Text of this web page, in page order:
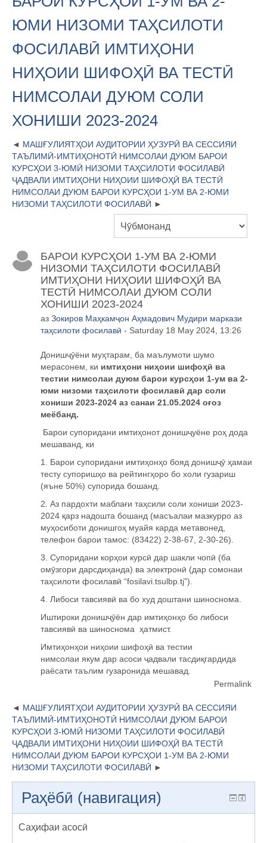
ЮМИ НИЗОМИ ТАҲСИЛОТИ
ФОСИЛАВӢ ИМТИҲОНИ
НИҲОИИ ШИФОҲӢ ВА ТЕСТӢ
НИМСОЛАИ ДУЮМ СОЛИ
ХОНИШИ 2023-2024
МАШҒУЛИЯТҲОИ АУДИТОРИИ ҲУЗУРӢ ВА СЕССИЯИ
ТАЪЛИМӢ-ИМТИҲОНОТӢ НИМСОЛАИ ДУЮМ БАРОИ
КУРСҲОИ 3-ЮМӢ НИЗОМИ ТАҲСИЛОТИ ФОСИЛАВӢ
ҶАДВАЛИ ИМТИҲОНИ НИҲОИИ ШИФОҲӢ ВА ТЕСТӢ
НИМСОЛАИ ДУЮМ БАРОИ КУРСҲОИ 1-УМ ВА 2-ЮМИ
НИЗОМИ ТАҲСИЛОТИ ФОСИЛАВӢ
БАРОИ КУРСҲОИ 1-УМ ВА 2-ЮМИ
НИЗОМИ ТАҲСИЛОТИ ФОСИЛАВӢ
ИМТИҲОНИ НИҲОИИ ШИФОҲӢ ВА
ТЕСТӢ НИМСОЛАИ ДУЮМ СОЛИ
ХОНИШИ 2023-2024
аз Зокиров Маҳкамҷон Аҳмадович Мудири маркази
таҳсилоти фосилавӣ - Saturday 18 May 2024, 13:26
Донишҷӯёни муҳтарам, ба маълумоти шумо
мерасонем, ки имтиҳони ниҳоии шифоҳӣ ва
тестии нимсолаи дуюм барои курсҳои 1-ум ва 2-
юми низоми таҳсилоти фосилавӣ дар соли
хониши 2023-2024 аз санаи 21.05.2024 оғоз
меёбанд.
Барои супоридани имтиҳонот донишҷуёне роҳ дода
мешаванд, ки
1. Барои супоридани имтиҳонҳо бояд донишҷӯ ҳамаи
тесту супоришҳо ва рейтингҳоро бо холи гузариш
(яъне 50%) супорида бошанд.
2. Аз пардохти маблағи таҳсили соли хониши 2023-
2024 қарз надошта бошанд (масъалаи мазкурро аз
муҳосиботи донишгоҳ муайя карда метавонед,
телефон барои тамос: (83422) 2-38-67, 2-30-26).
3. Супоридани корҳои курсӣ дар шакли чопӣ (ба
омӯзгори дарсдиҳанда) ва электронӣ (дар сомонаи
таҳсилоти фосилавӣ “fosilavi.tsulbp.tj”).
4. Либоси тавсиявӣ ва бо худ доштани шиноснома.
Иштироки донишҷӯён дар имтиҳонҳо бо либоси
тавсиявӣ ва шиноснома ҳатмист.
Имтиҳонҳои ниҳоии шифоҳӣ ва тестии
нимсолаи якум дар асоси ҷадвали тасдиқгардида
раёсати таълим гузаронида мешавад.
Permalink
МАШҒУЛИЯТҲОИ АУДИТОРИИ ҲУЗУРӢ ВА СЕССИЯИ
ТАЪЛИМӢ-ИМТИҲОНОТӢ НИМСОЛАИ ДУЮМ БАРОИ
КУРСҲОИ 3-ЮМӢ НИЗОМИ ТАҲСИЛОТИ ФОСИЛАВӢ
ҶАДВАЛИ ИМТИҲОНИ НИҲОИИ ШИФОҲӢ ВА ТЕСТӢ
НИМСОЛАИ ДУЮМ БАРОИ КУРСҲОИ 1-УМ ВА 2-ЮМИ
НИЗОМИ ТАҲСИЛОТИ ФОСИЛАВӢ
Раҳёбӣ (навигация)
Саҳифаи асосӣ